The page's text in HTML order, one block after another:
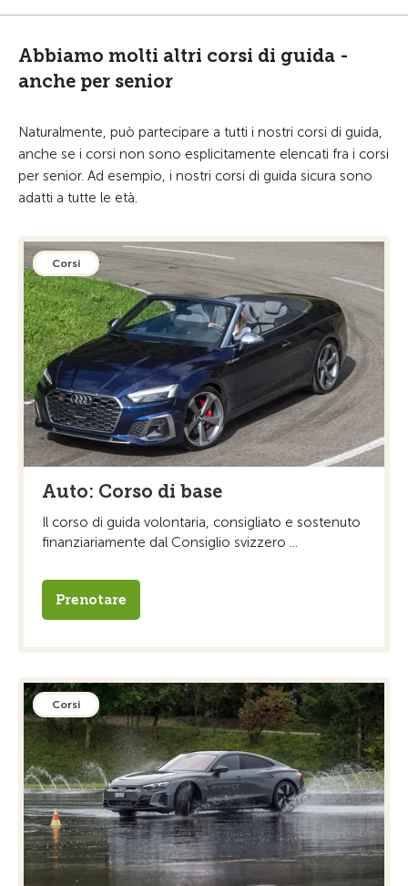
Abbiamo molti altri corsi di guida -
anche per senior
Naturalmente, può partecipare a tutti i nostri corsi di guida,
anche se i corsi non sono esplicitamente elencati fra i corsi
per senior. Ad esempio, i nostri corsi di guida sicura sono
adatti a tutte le età.
Corsi
Auto: Corso di base
Il corso di guida volontaria, consigliato e sostenuto
finanziariamente dal Consiglio svizzero ...
Prenotare
Corsi